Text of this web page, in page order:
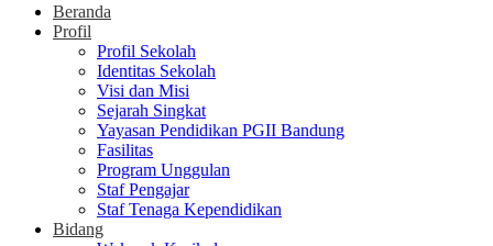
Beranda
Profil
Profil Sekolah
Identitas Sekolah
Visi dan Misi
Sejarah Singkat
Yayasan Pendidikan PGII Bandung
Fasilitas
Program Unggulan
Staf Pengajar
Staf Tenaga Kependidikan
Bidang